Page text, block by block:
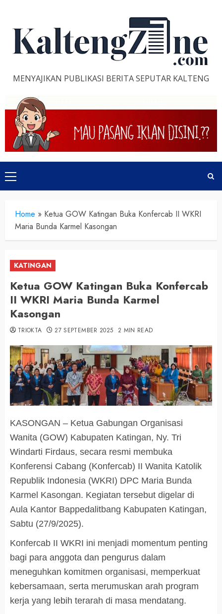
content
MENYAJIKAN PUBLIKASI BERITA SEPUTAR KALTENG
Primary
Menu
Home » Ketua GOW Katingan Buka Konfercab II WKRI
Maria Bunda Karmel Kasongan
KATINGAN
Ketua GOW Katingan Buka Konfercab
II WKRI Maria Bunda Karmel
Kasongan
TRIOKTA 27 SEPTEMBER 2025 2 MIN READ
KASONGAN – Ketua Gabungan Organisasi
Wanita (GOW) Kabupaten Katingan, Ny. Tri
Windarti Firdaus, secara resmi membuka
Konferensi Cabang (Konfercab) II Wanita Katolik
Republik Indonesia (WKRI) DPC Maria Bunda
Karmel Kasongan. Kegiatan tersebut digelar di
Aula Kantor Bappedalitbang Kabupaten Katingan,
Sabtu (27/9/2025).
Konfercab II WKRI ini menjadi momentum penting
bagi para anggota dan pengurus dalam
meneguhkan komitmen organisasi, memperkuat
kebersamaan, serta merumuskan arah program
kerja yang lebih terarah di masa mendatang.